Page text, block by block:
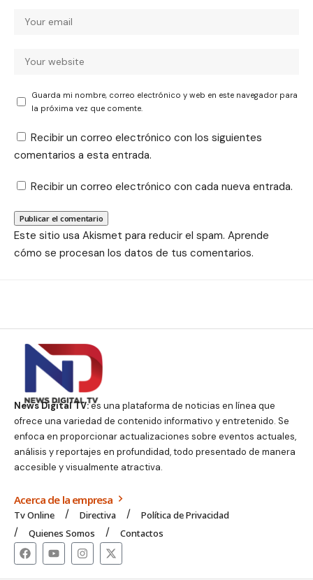
Guarda mi nombre, correo electrónico y web en este navegador para
la próxima vez que comente.
Recibir un correo electrónico con los siguientes
comentarios a esta entrada.
Recibir un correo electrónico con cada nueva entrada.
Este sitio usa Akismet para reducir el spam. Aprende
cómo se procesan los datos de tus comentarios.
News Digital TV:es una plataforma de noticias en línea que
ofrece una variedad de contenido informativo y entretenido. Se
enfoca en proporcionar actualizaciones sobre eventos actuales,
análisis y reportajes en profundidad, todo presentado de manera
accesible y visualmente atractiva.
Acerca de la empresa
Tv Online Directiva
Política de Privacidad
Quienes Somos
Contactos